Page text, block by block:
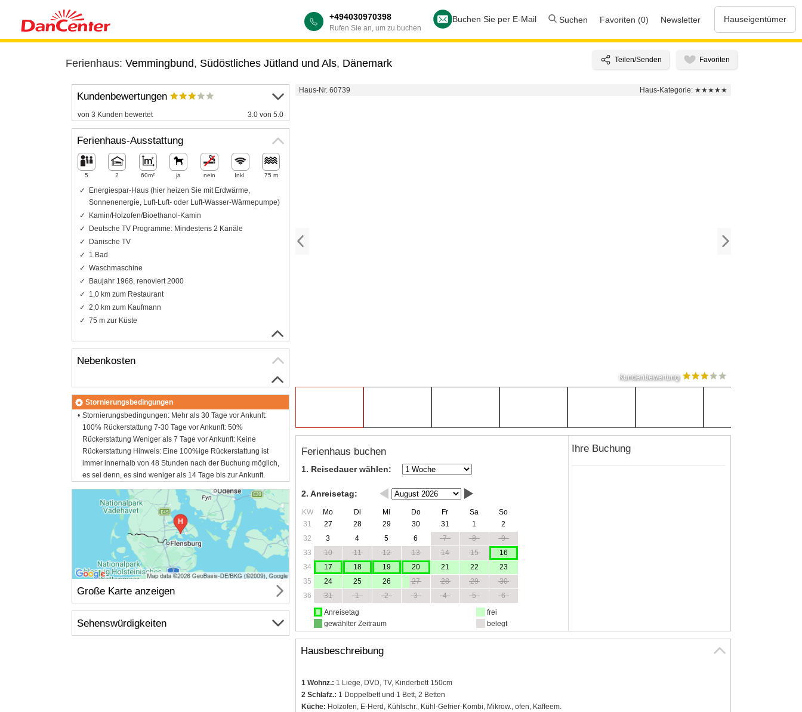
+494030970398
Rufen Sie an, um zu buchen
Buchen Sie per E-Mail Suchen Favoriten (0) Newsletter Hauseigentümer
Ferienhaus: Vemmingbund, Südöstliches Jütland und Als, Dänemark
Haus-Nr. 60739 Haus-Kategorie: ★★★★★
Kundenbewertung
Ferienhaus buchen
1. Reisedauer wählen:
2. Anreisetag:
KW Mo Di Mi Do Fr Sa
So
31
27 28 29 30 31 1
2
32
3 4 5 6 7 8
9
33
10 11 12 13 14 15
16
34
17 18 19 20 21 22
23
35
24 25 26 27 28 29
30
36
31 1 2 3 4 5
6
Anreisetag
gewählter Zeitraum
frei
belegt
Ihre Buchung
Hausbeschreibung
1 Wohnz.: 1 Liege, DVD, TV, Kinderbett 150cm
2 Schlafz.: 1 Doppelbett und 1 Bett, 2 Betten
Küche: Holzofen, E-Herd, Kühlschr., Kühl-Gefrier-Kombi, Mikrow., ofen, Kaffeem.
Kundenbewertungen
von 3 Kunden bewertet 3.0 von 5.0
Ferienhaus-Ausstattung
5 2 60m² ja nein Inkl. 75 m
Energiespar-Haus (hier heizen Sie mit Erdwärme,
Sonnenenergie, Luft-Luft- oder Luft-Wasser-Wärmepumpe)
Kamin/Holzofen/Bioethanol-Kamin
Deutsche TV Programme: Mindestens 2 Kanäle
Dänische TV
1 Bad
Waschmaschine
Baujahr 1968, renoviert 2000
1,0 km zum Restaurant
2,0 km zum Kaufmann
75 m zur Küste
Nebenkosten
Stornierungsbedingungen
Stornierungsbedingungen: Mehr als 30 Tage vor Ankunft:
100% Rückerstattung 7-30 Tage vor Ankunft: 50%
Rückerstattung Weniger als 7 Tage vor Ankunft: Keine
Rückerstattung Hinweis: Eine 100%ige Rückerstattung ist
immer innerhalb von 48 Stunden nach der Buchung möglich,
es sei denn, es sind weniger als 14 Tage bis zur Ankunft.
Große Karte anzeigen
Sehenswürdigkeiten